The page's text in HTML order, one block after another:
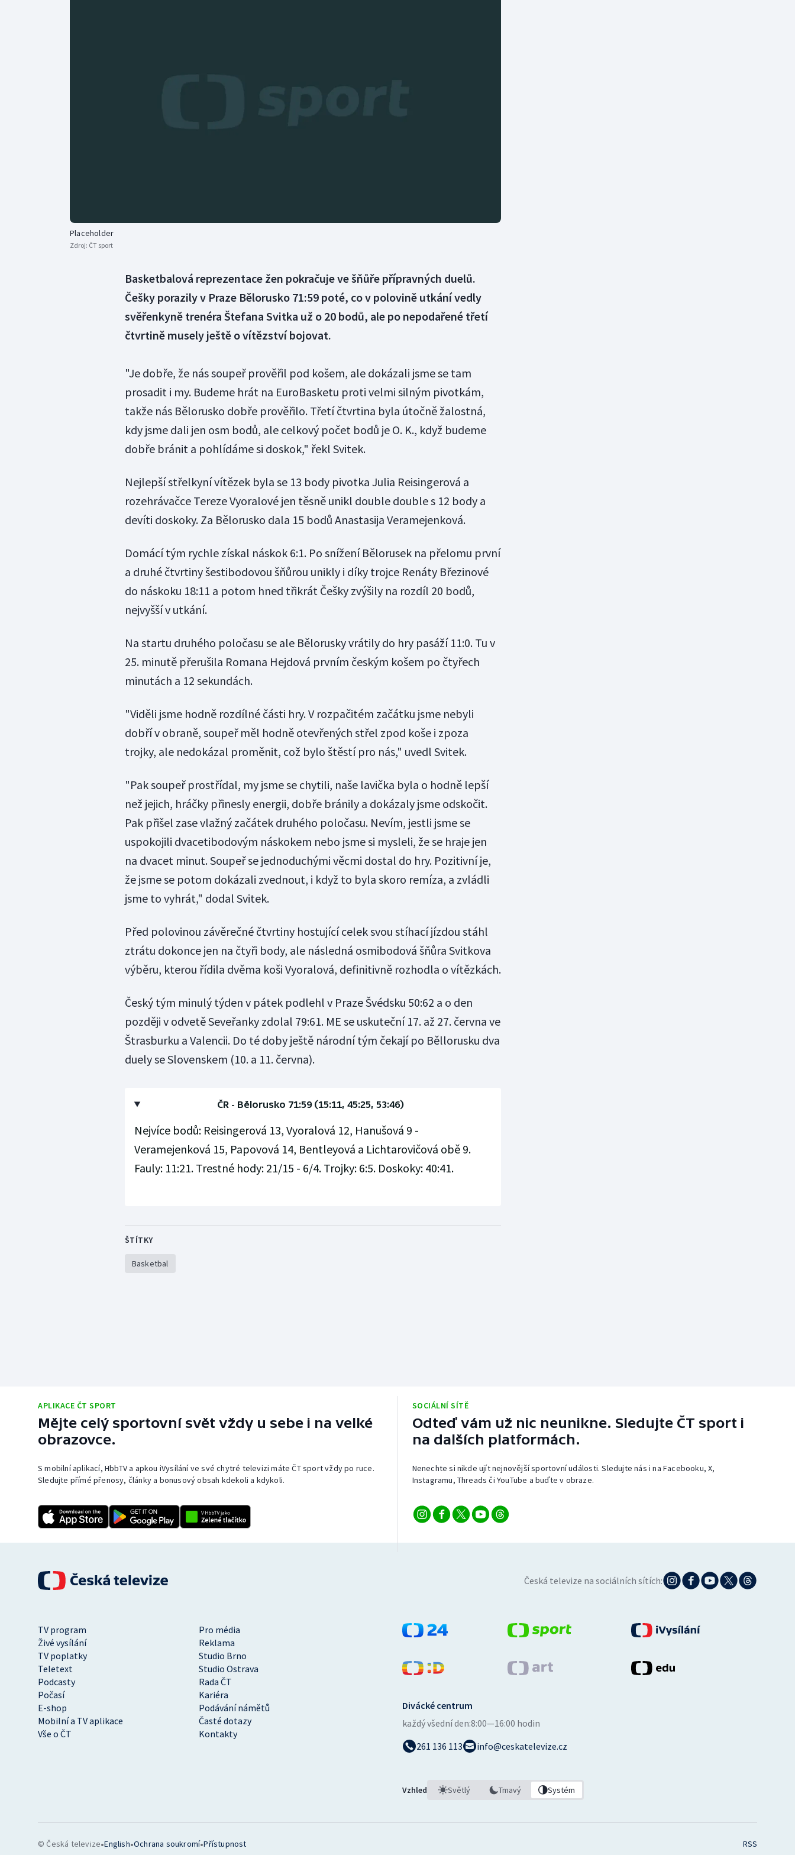
Parasport
Placeholder
Zdroj: ČT sport
Basketbalová reprezentace žen pokračuje ve šňůře přípravných duelů.
Češky porazily v Praze Bělorusko 71:59 poté, co v polovině utkání vedly
svěřenkyně trenéra Štefana Svitka už o 20 bodů, ale po nepodařené třetí
čtvrtině musely ještě o vítězství bojovat.
"Je dobře, že nás soupeř prověřil pod košem, ale dokázali jsme se tam
prosadit i my. Budeme hrát na EuroBasketu proti velmi silným pivotkám,
takže nás Bělorusko dobře prověřilo. Třetí čtvrtina byla útočně žalostná,
kdy jsme dali jen osm bodů, ale celkový počet bodů je O. K., když budeme
dobře bránit a pohlídáme si doskok," řekl Svitek.
Nejlepší střelkyní vítězek byla se 13 body pivotka Julia Reisingerová a
rozehrávačce Tereze Vyoralové jen těsně unikl double double s 12 body a
devíti doskoky. Za Bělorusko dala 15 bodů Anastasija Veramejenková.
Domácí tým rychle získal náskok 6:1. Po snížení Bělorusek na přelomu první
a druhé čtvrtiny šestibodovou šňůrou unikly i díky trojce Renáty Březinové
do náskoku 18:11 a potom hned třikrát Češky zvýšily na rozdíl 20 bodů,
nejvyšší v utkání.
Na startu druhého poločasu se ale Bělorusky vrátily do hry pasáží 11:0. Tu v
25. minutě přerušila Romana Hejdová prvním českým košem po čtyřech
minutách a 12 sekundách.
"Viděli jsme hodně rozdílné části hry. V rozpačitém začátku jsme nebyli
dobří v obraně, soupeř měl hodně otevřených střel zpod koše i zpoza
trojky, ale nedokázal proměnit, což bylo štěstí pro nás," uvedl Svitek.
"Pak soupeř prostřídal, my jsme se chytili, naše lavička byla o hodně lepší
než jejich, hráčky přinesly energii, dobře bránily a dokázaly jsme odskočit.
Pak přišel zase vlažný začátek druhého poločasu. Nevím, jestli jsme se
uspokojili dvacetibodovým náskokem nebo jsme si mysleli, že se hraje jen
na dvacet minut. Soupeř se jednoduchými věcmi dostal do hry. Pozitivní je,
že jsme se potom dokázali zvednout, i když to byla skoro remíza, a zvládli
jsme to vyhrát," dodal Svitek.
Před polovinou závěrečné čtvrtiny hostující celek svou stíhací jízdou stáhl
ztrátu dokonce jen na čtyři body, ale následná osmibodová šňůra Svitkova
výběru, kterou řídila dvěma koši Vyoralová, definitivně rozhodla o vítězkách.
Český tým minulý týden v pátek podlehl v Praze Švédsku 50:62 a o den
později v odvetě Seveřanky zdolal 79:61. ME se uskuteční 17. až 27. června ve
Štrasburku a Valencii. Do té doby ještě národní tým čekají po Běllorusku dva
duely se Slovenskem (10. a 11. června).
ČR - Bělorusko 71:59 (15:11, 45:25, 53:46)
Nejvíce bodů: Reisingerová 13, Vyoralová 12, Hanušová 9 -
Veramejenková 15, Papovová 14, Bentleyová a Lichtarovičová obě 9.
Fauly: 11:21. Trestné hody: 21/15 - 6/4. Trojky: 6:5. Doskoky: 40:41.
ŠTÍTKY
Basketbal
APLIKACE ČT SPORT
Mějte celý sportovní svět vždy u sebe i na velké
obrazovce.
S mobilní aplikací, HbbTV a apkou iVysílání ve své chytré televizi máte ČT sport vždy po ruce.
Sledujte přímé přenosy, články a bonusový obsah kdekoli a kdykoli.
SOCIÁLNÍ SÍTĚ
Odteď vám už nic neunikne. Sledujte ČT sport i
na dalších platformách.
Nenechte si nikde ujít nejnovější sportovní události. Sledujte nás i na Facebooku, X,
Instagramu, Threads či YouTube a buďte v obraze.
Česká televize na sociálních sítích:
TV program
Pro média
Živé vysílání
Reklama
TV poplatky
Studio Brno
Teletext
Studio Ostrava
Podcasty
Rada ČT
Počasí
Kariéra
E-shop
Podávání námětů
Mobilní a TV aplikace
Časté dotazy
Vše o ČT
Kontakty
Divácké centrum
každý všední den:8:00—16:00 hodin
261 136 113
info@ceskatelevize.cz
Vzhled Světlý Tmavý Systém
© Česká televize•English•Ochrana soukromí•Přístupnost RSS